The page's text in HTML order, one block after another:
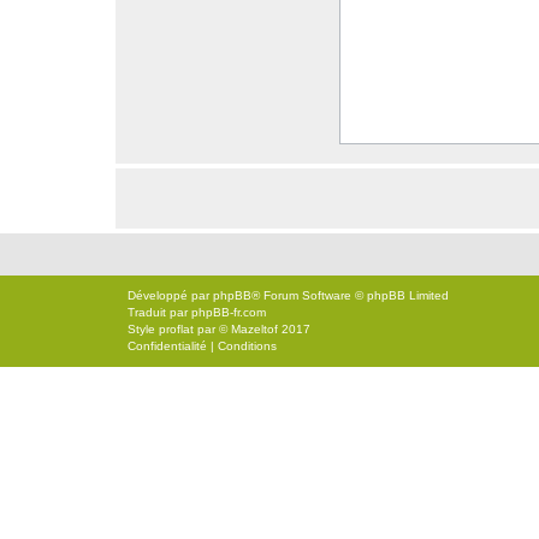
Développé parphpBB® Forum Software © phpBB Limited
Traduit parphpBB-fr.com
Style proflat par ©Mazeltof 2017
Confidentialité | Conditions